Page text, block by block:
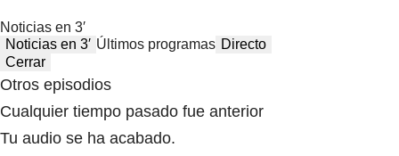
Noticias en 3′
Noticias en 3′ Últimos programas Directo
Cerrar
Otros episodios
Cualquier tiempo pasado fue anterior
Tu audio se ha acabado.